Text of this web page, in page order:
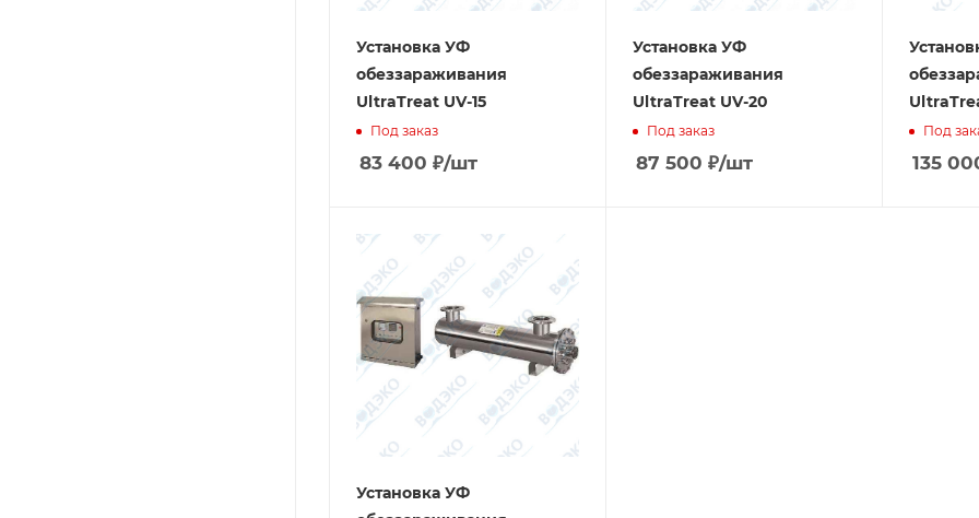
Установка УФ
обеззараживания
UltraTreat UV-15
Под заказ
83 400 ₽/шт
Установка УФ
обеззараживания
UltraTreat UV-20
Под заказ
87 500 ₽/шт
Под
135
Установка УФ